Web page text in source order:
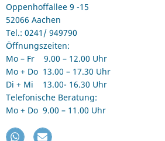
Oppenhoffallee 9 -15
52066 Aachen
Tel.: 0241/ 949790
Öffnungszeiten:
Mo – Fr 9.00 – 12.00 Uhr
Mo + Do 13.00 – 17.30 Uhr
Di + Mi 13.00- 16.30 Uhr
Telefonische Beratung:
Mo + Do 9.00 – 11.00 Uhr